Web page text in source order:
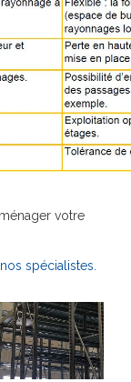
votre
spécialistes.